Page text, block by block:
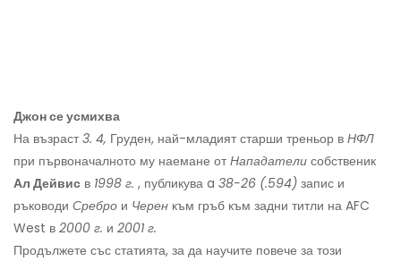
Джон се усмихва
На възраст3. 4, Груден, най-младият старши треньор в НФЛ
при първоначалното му наемане отНападатели собственик
Ал Дейвис в 1998 г. , публикува a 38-26 (.594) запис и
ръководи Сребро и Черен към гръб към задни титли на AFC
West в 2000 г. и 2001 г.
Продължете със статията, за да научите повече за този